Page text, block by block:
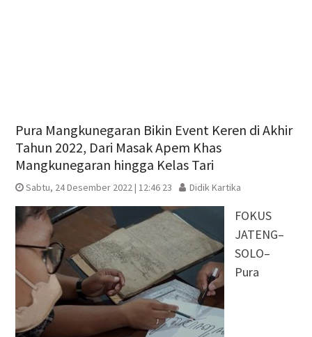
Pura Mangkunegaran Bikin Event Keren di Akhir
Tahun 2022, Dari Masak Apem Khas
Mangkunegaran hingga Kelas Tari
Sabtu, 24 Desember 2022 | 12:46 23 Didik Kartika
FOKUS
JATENG–
SOLO–
Pura